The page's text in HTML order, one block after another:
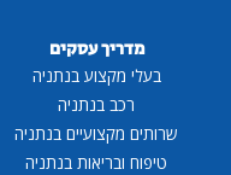
מדריך עסקים
בעלי מקצוע בנתניה
רכב בנתניה
שרותים מקצועיים בנתניה
טיפוח ובריאות בנתניה